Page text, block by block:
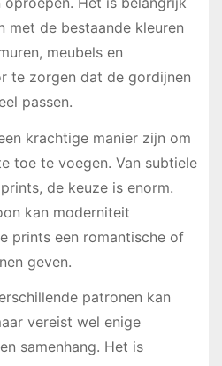
met de bestaande kleuren
meubels en
te zorgen dat de gordijnen
passen.
krachtige manier zijn om
toe te voegen. Van subtiele
de keuze is enorm.
kan moderniteit
prints een romantische of
geven.
patronen kan
vereist wel enige
samenhang. Het is